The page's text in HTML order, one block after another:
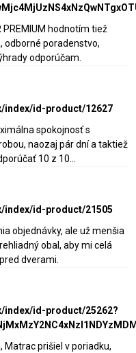
PREMIUM hodnotím tiež
odborné poradenstvo,
odporúčam.
index/id-product/12627
spokojnosť s
naozaj pár dní a taktiež
10 z 10...
index/id-product/21505
objednávky, ale už menšia
obal, aby mi celá
dverami.
index/id-product/25262?
Matrac prišiel v poriadku,